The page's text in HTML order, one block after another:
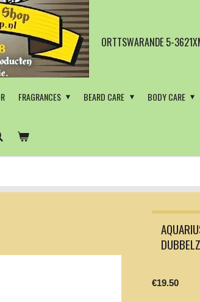
ORTTSWARANDE 5-
FRAGRANCES BEARD CARE BODY CARE
€19.50